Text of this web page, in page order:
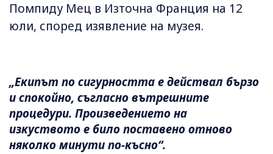
Помпиду Мец в Източна Франция на 12
юли, според изявление на музея.
„Екипът по сигурността е действал бързо
и спокойно, съгласно вътрешните
процедури. Произведението на
изкуството е било поставено отново
няколко минути по-късно“.